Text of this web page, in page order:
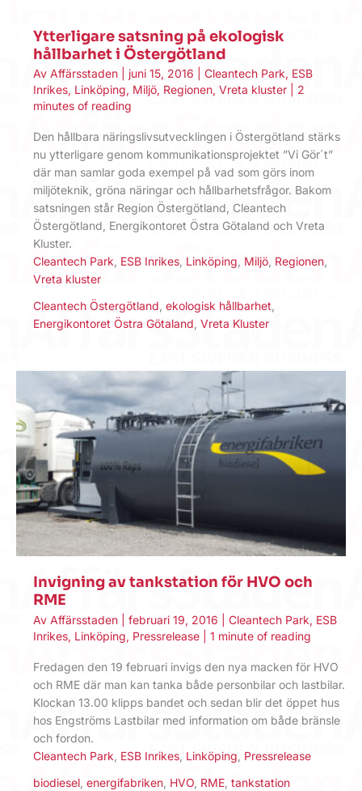
Ytterligare satsning på ekologisk
hållbarhet i Östergötland
Av Affärsstaden juni 15, 2016 Cleantech Park, ESB
Inrikes, Linköping, Miljö, Regionen, Vreta kluster
2
minutes of reading
Den hållbara näringslivsutvecklingen i Östergötland stärks
nu ytterligare genom kommunikationsprojektet ”Vi Gör´t”
där man samlar goda exempel på vad som görs inom
miljöteknik, gröna näringar och hållbarhetsfrågor. Bakom
satsningen står Region Östergötland, Cleantech
Östergötland, Energikontoret Östra Götaland och Vreta
Kluster.
Cleantech Park ESB Inrikes Linköping Miljö Regionen
Vreta kluster
Cleantech Östergötland, ekologisk hållbarhet,
Energikontoret Östra Götaland, Vreta Kluster
Invigning av tankstation för HVO och
RME
Av Affärsstaden februari 19, 2016 Cleantech Park, ESB
Inrikes, Linköping, Pressrelease 1 minute of reading
Fredagen den 19 februari invigs den nya macken för HVO
och RME där man kan tanka både personbilar och lastbilar.
Klockan 13.00 klipps bandet och sedan blir det öppet hus
hos Engströms Lastbilar med information om både bränsle
och fordon.
Cleantech Park ESB Inrikes Linköping Pressrelease
biodiesel energifabriken HVO RME tankstation